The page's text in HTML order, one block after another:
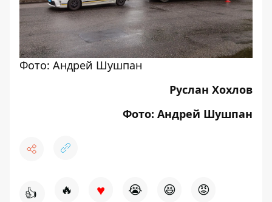
Фото: Андрей Шушпан
Руслан Хохлов
Фото: Андрей Шушпан
👍 🔥 ♥ 😭 😆 😡